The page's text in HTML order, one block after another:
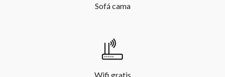
Sofá cama
Wifi gratis